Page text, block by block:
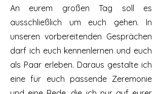
An eurem großen Tag soll es
ausschließlich um euch gehen. In
unseren vorbereitenden Gesprächen
darf ich euch kennenlernen und euch
als Paar erleben. Daraus gestalte ich
eine für euch passende Zeremonie